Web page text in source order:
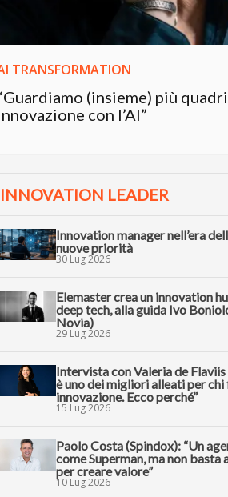
TRANSFORMATION
(insieme) più
con l’AI”
INNOVATION LEADER
Innovation manager nell’era
nuove priorità
30 Lug 2026
Elemaster crea un innovation
deep tech, alla guida Ivo
Novia)
29 Lug 2026
Intervista con Valeria de Flaviis
è uno dei migliori alleati per chi
innovazione. Ecco perché”
15 Lug 2026
Paolo Costa (Spindox): “Un
come Superman, ma non basta
per creare valore”
10 Lug 2026